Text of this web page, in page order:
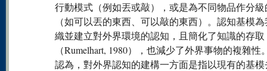
行動模式（例如丟或敲），或是為不同物品作分
（如可以丟的東西、可以敲的東西）。認知基模
織並建立對外界環境的認知，且簡化了知識的存取
（Rumelhart, 1980），也減少了外界事物的複雜性
認為，對外界認知的建構一方面是指以現有的基